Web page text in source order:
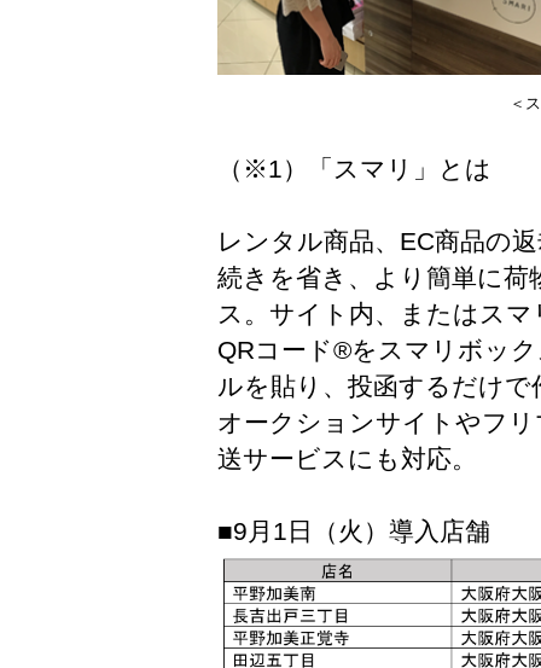
＜
（※1）「スマリ」とは
レンタル商品、EC商品の
続きを省き、より簡単に荷
ス。サイト内、またはス
QRコード®をスマリボッ
ルを貼り、投函するだけ
オークションサイトやフ
送サービスにも対応。
■9月1日（火）導入店舗